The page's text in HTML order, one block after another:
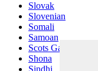
Slovak
Slovenian
Somali
Samoan
Scots Gaelic
Shona
Sindhi